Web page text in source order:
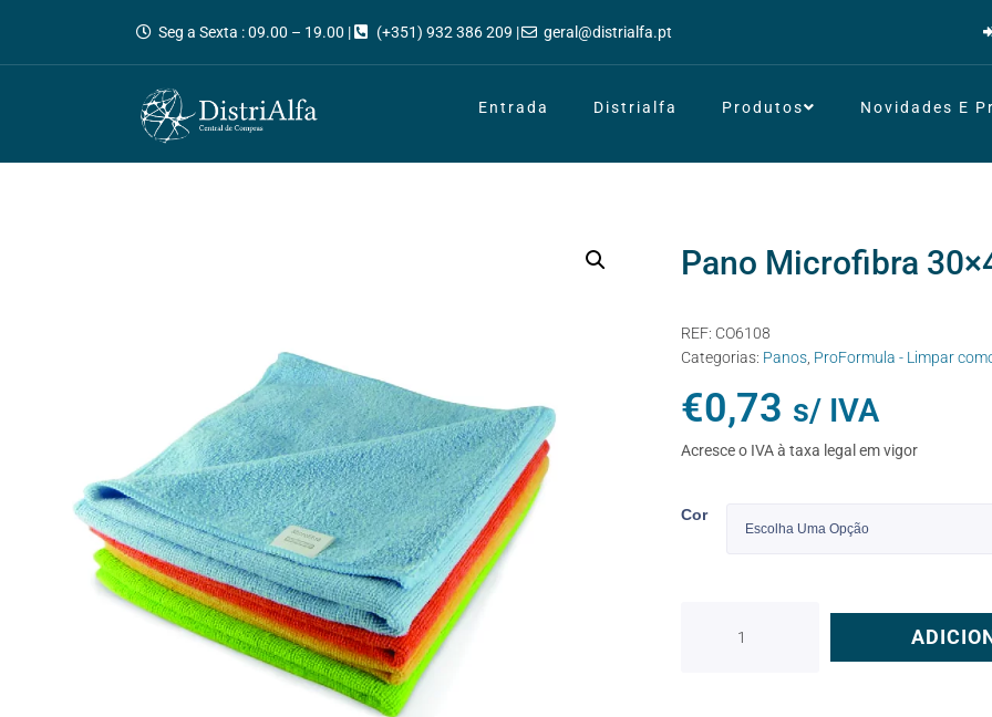
Seg a Sexta : 09.00 – 19.00 | (+351) 932 386 209 | geral@distrialfa.pt
Entrada Distrialfa Produtos Novidades E
Pano Microfibra
REF: CO6108
Categorias: Panos ProFormula - Limpar
€0,73 s/ IVA
Acresce o IVA à taxa legal em vigor
Cor